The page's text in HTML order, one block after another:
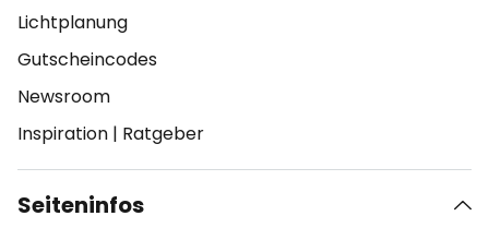
Lichtplanung
Gutscheincodes
Newsroom
Inspiration | Ratgeber
Seiteninfos